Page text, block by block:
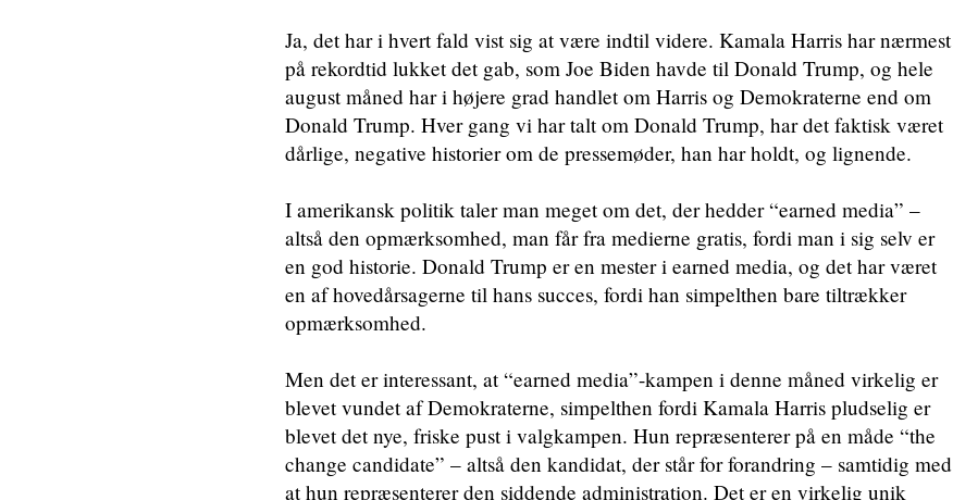
Ja, det har i hvert fald vist sig at være indtil videre. Kamala Harris har nærmest
på rekordtid lukket det gab, som Joe Biden havde til Donald Trump, og hele
august måned har i højere grad handlet om Harris og Demokraterne end om
Donald Trump. Hver gang vi har talt om Donald Trump, har det faktisk været
dårlige, negative historier om de pressemøder, han har holdt, og lignende.
I amerikansk politik taler man meget om det, der hedder “earned media” –
altså den opmærksomhed, man får fra medierne gratis, fordi man i sig selv er
en god historie. Donald Trump er en mester i earned media, og det har været
en af hovedårsagerne til hans succes, fordi han simpelthen bare tiltrækker
opmærksomhed.
Men det er interessant, at “earned media”-kampen i denne måned virkelig er
blevet vundet af Demokraterne, simpelthen fordi Kamala Harris pludselig er
blevet det nye, friske pust i valgkampen. Hun repræsenterer på en måde “the
change candidate” – altså den kandidat, der står for forandring – samtidig med
at hun repræsenterer den siddende administration. Det er en virkelig unik